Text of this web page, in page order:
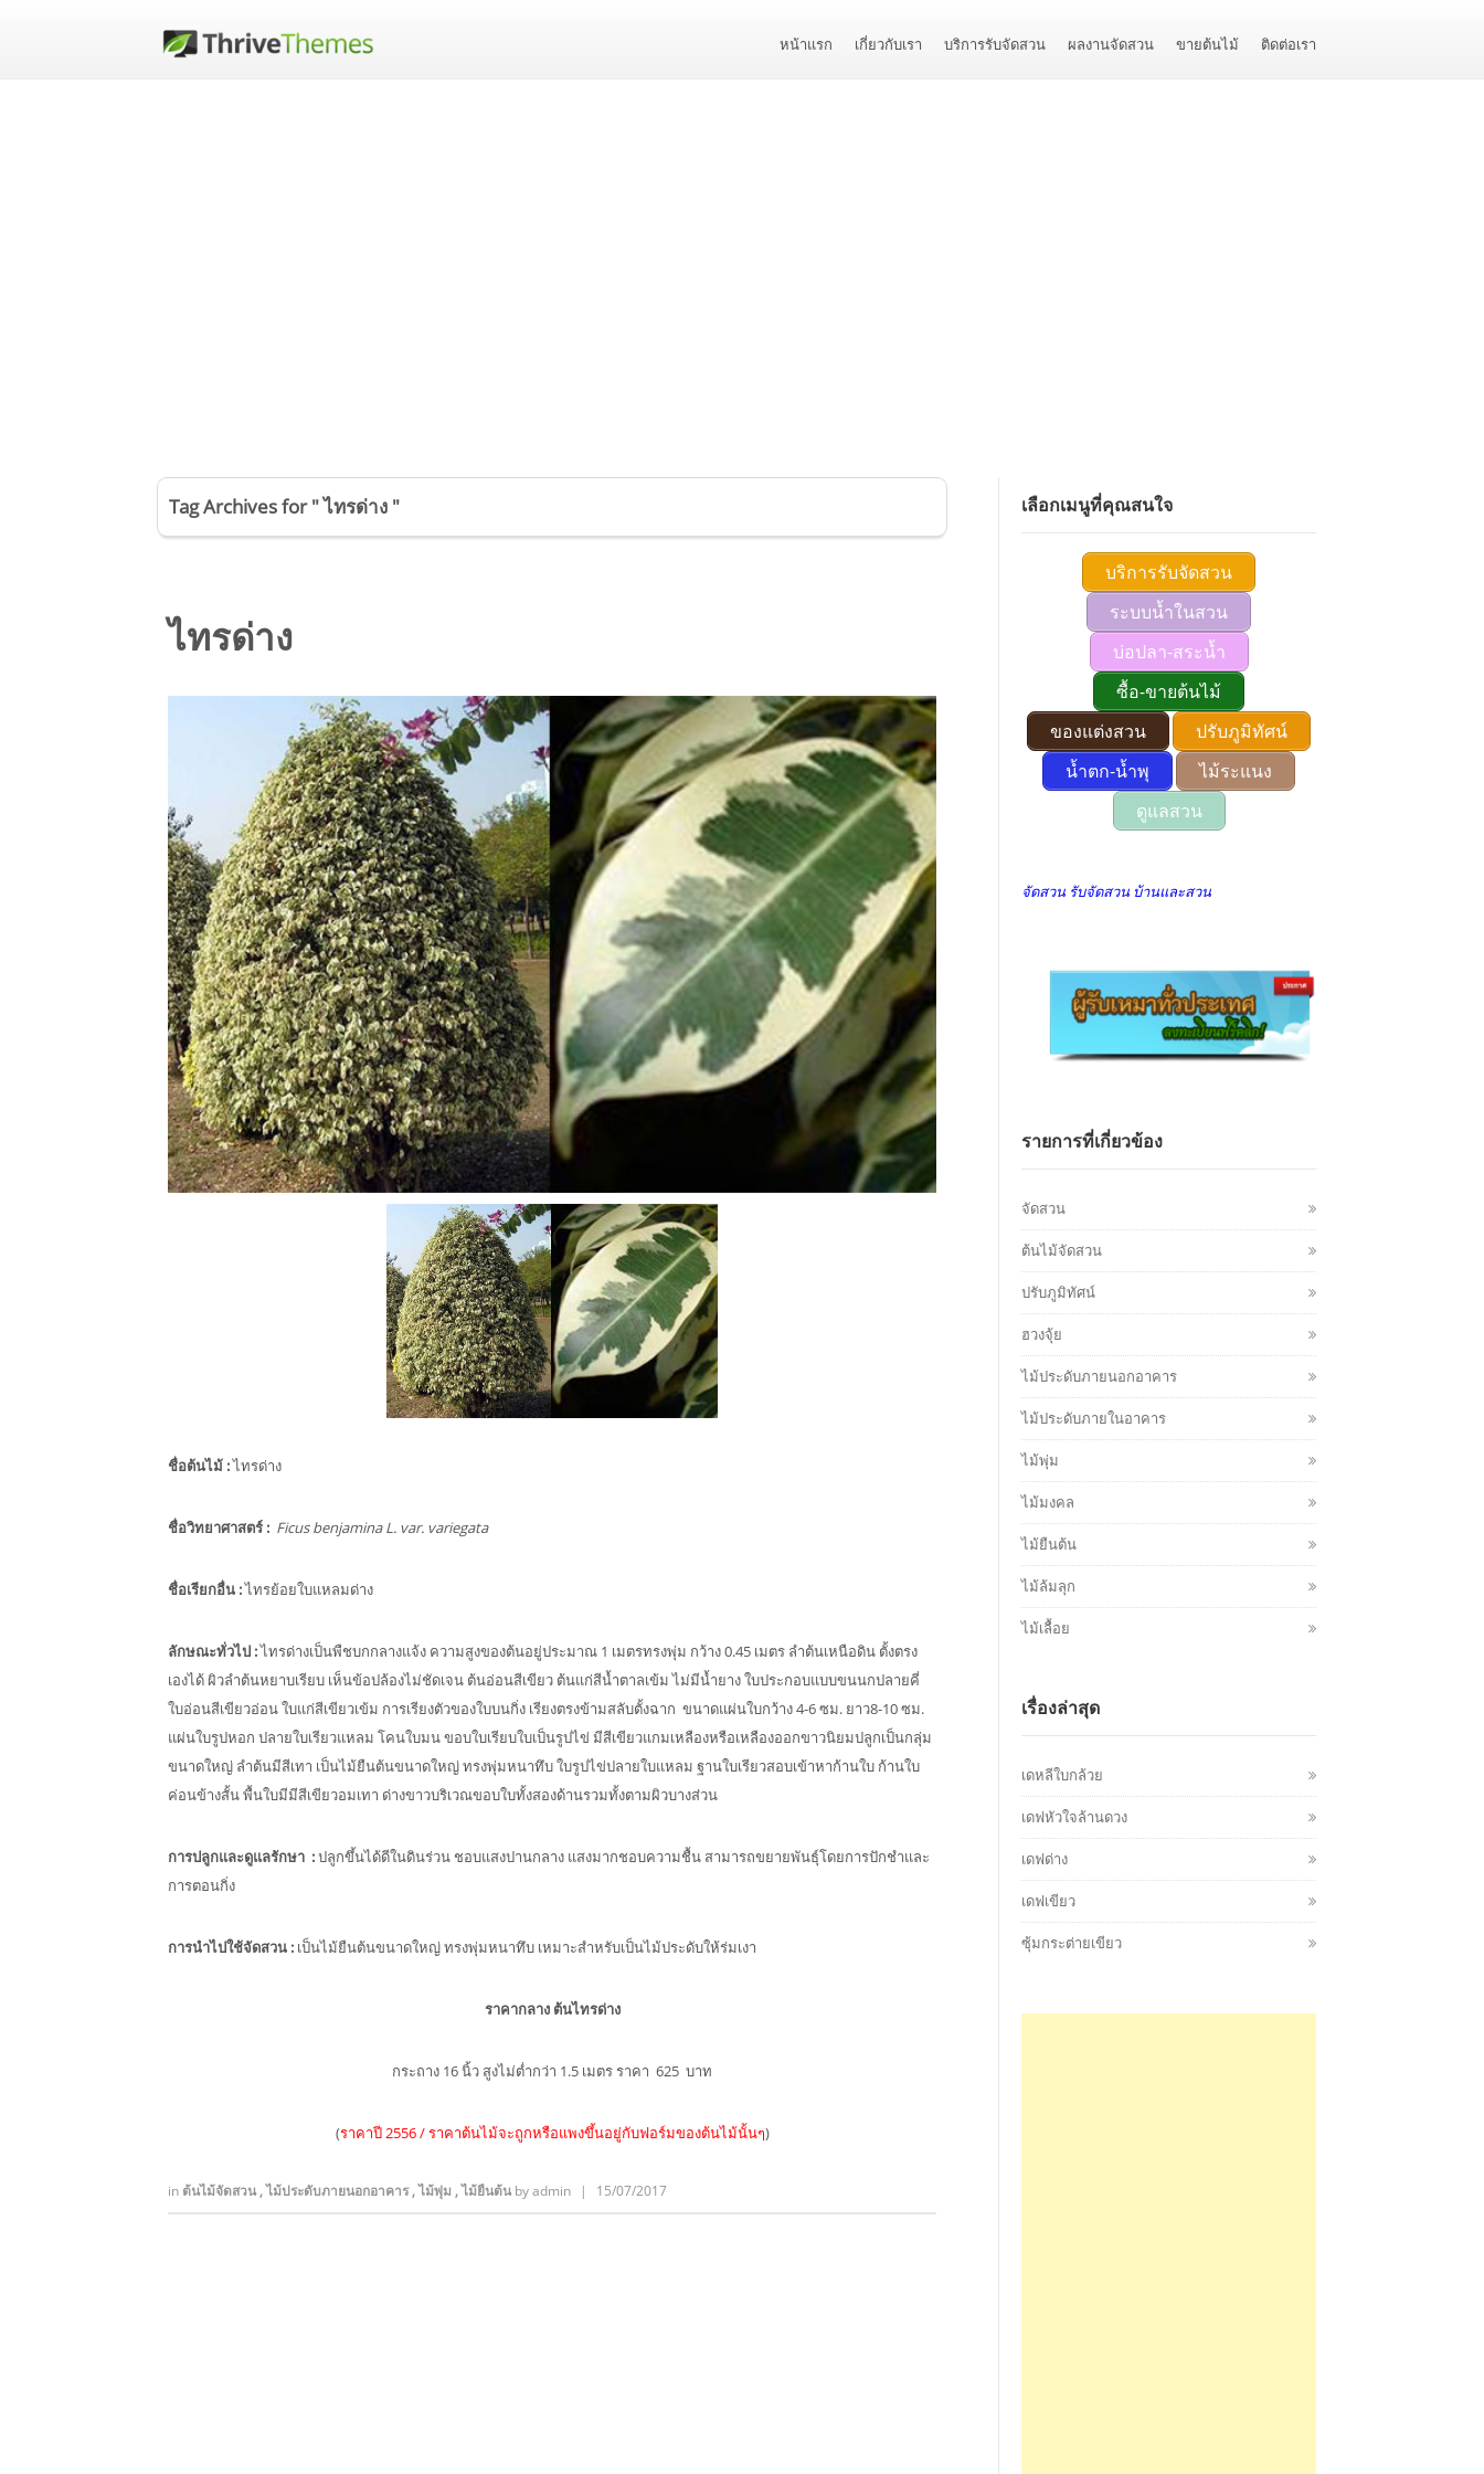
หน้าแรก เกี่ยวกับเรา บริการรับจัดสวน ผลงานจัดสวน ขายต้นไม้ ติดต่อเรา
Tag Archives for " ไทรด่าง "
ไทรด่าง
ชื่อต้นไม้ :ไทรด่าง
ชื่อวิทยาศาสตร์ : Ficus benjamina L. var. variegata
ชื่อเรียกอื่น :ไทรย้อยใบแหลมด่าง
ลักษณะทั่วไป :ไทรด่างเป็นพืชบกกลางแจ้ง ความสูงของต้นอยู่ประมาณ 1 เมตรทรงพุ่ม กว้าง 0.45 เมตร ลำต้นเหนือดิน ตั้งตรง
เองได้ ผิวลำต้นหยาบเรียบ เห็นข้อปล้องไม่ชัดเจน ต้นอ่อนสีเขียว ต้นแก่สีน้ำตาลเข้ม ไม่มีน้ำยาง ใบประกอบแบบขนนกปลายคี่
ใบอ่อนสีเขียวอ่อน ใบแก่สีเขียวเข้ม การเรียงตัวของใบบนกิ่ง เรียงตรงข้ามสลับตั้งฉาก ขนาดแผ่นใบกว้าง 4-6 ซม. ยาว8-10 ซม.
แผ่นใบรูปหอก ปลายใบเรียวแหลม โคนใบมน ขอบใบเรียบใบเป็นรูปไข่ มีสีเขียวแกมเหลืองหรือเหลืองออกขาวนิยมปลูกเป็นกลุ่ม
ขนาดใหญ่ ลำต้นมีสีเทา เป็นไม้ยืนต้นขนาดใหญ่ ทรงพุ่มหนาทึบ ใบรูปไข่ปลายใบแหลม ฐานใบเรียวสอบเข้าหาก้านใบ ก้านใบ
ค่อนข้างสั้น พื้นใบมีมีสีเขียวอมเทา ด่างขาวบริเวณขอบใบทั้งสองด้านรวมทั้งตามผิวบางส่วน
การปลูกและดูแลรักษา :ปลูกขึ้นได้ดีในดินร่วน ชอบแสงปานกลาง แสงมากชอบความชื้น สามารถขยายพันธุ์โดยการปักชำและ
การตอนกิ่ง
การนำไปใช้จัดสวน : เป็นไม้ยืนต้นขนาดใหญ่ ทรงพุ่มหนาทึบ เหมาะสำหรับเป็นไม้ประดับให้ร่มเงา
ราคากลาง ต้นไทรด่าง
กระถาง 16 นิ้ว สูงไม่ต่ำกว่า 1.5 เมตร ราคา 625 บาท
(ราคาปี 2556 / ราคาต้นไม้จะถูกหรือแพงขึ้นอยู่กับฟอร์มของต้นไม้นั้นๆ)
in ต้นไม้จัดสวน,ไม้ประดับภายนอกอาคาร,ไม้พุ่ม ,ไม้ยืนต้นbyadmin | 15/07/2017
เลือกเมนูที่คุณสนใจ
บริการรับจัดสวน
ระบบน้ำในสวน
บ่อปลา-สระน้ำ
ซื้อ-ขายต้นไม้
ของแต่งสวน
ปรับภูมิทัศน์
น้ำตก-น้ำพุ
ไม้ระแนง
ดูแลสวน
จัดสวน รับจัดสวน บ้านและสวน
รายการที่เกี่ยวข้อง
จัดสวน
ต้นไม้จัดสวน
ปรับภูมิทัศน์
ฮวงจุ้ย
ไม้ประดับภายนอกอาคาร
ไม้ประดับภายในอาคาร
ไม้พุ่ม
ไม้มงคล
ไม้ยืนต้น
ไม้ล้มลุก
ไม้เลื้อย
เรื่องล่าสุด
เดหลีใบกล้วย
เดฟหัวใจล้านดวง
เดฟด่าง
เดฟเขียว
ซุ้มกระต่ายเขียว